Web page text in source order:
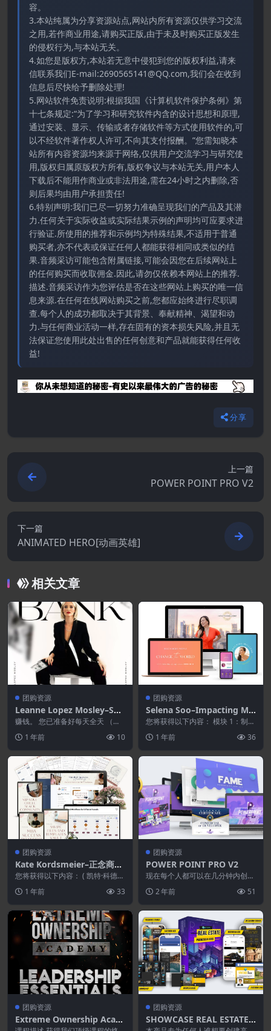
容。
3.本站纯属为分享资源站点,网站内所有资源仅供学习交流
之用,若作商业用途,请购买正版,由于未及时购买正版发生
的侵权行为,与本站无关。
4.如您是版权方,本站若无意中侵犯到您的版权利益,请来
信联系我们E-mail:2690565141@QQ.com,我们会在收到
信息后尽快给予删除处理!
5.网站软件免责说明:根据我国《计算机软件保护条例》第
十七条规定:“为了学习和研究软件内含的设计思想和原理,
通过安装、显示、传输或者存储软件等方式使用软件的,可
以不经软件著作权人许可,不向其支付报酬。”您需知晓本
站所有内容资源均来源于网络,仅供用户交流学习与研究使
用,版权归属原版权方所有,版权争议与本站无关,用户本人
下载后不能用作商业或非法用途,需在24小时之内删除,否
则后果均由用户承担责任!
6.特别声明:我们已尽一切努力准确呈现我们的产品及其潜
力.任何关于实际收益或实际结果示例的声明均可应要求进
行验证.所使用的推荐和示例均为特殊结果,不适用于普通
购买者,亦不代表或保证任何人都能获得相同或类似的结
果.音频采访可能包含附属链接,可能会因您在后续网站上
的任何购买而收取佣金.因此,请勿仅依赖本网站上的推荐.
描述.音频采访作为您评估是否在这些网站上购买的唯一信
息来源.在任何在线网站购买之前,您都应始终进行尽职调
查.每个人的成功都取决于其背景、奉献精神、渴望和动
力.与任何商业活动一样,存在固有的资本损失风险,并且无
法保证您使用此处出售的任何创意和产品就能获得任何收
益!
分享
上一篇
POWER POINT PRO V2
下一篇
ANIMATED HERO[动画英雄]
相关文章
团购资源
Leanne Lopez Mosley–She
Makes Bank 2.0
赚钱。 您已准备好每天全天 （仅
接理想的客户，他...
1 年前 10
团购资源
Selena Soo–Impacting Mill
ions 2025
您将获得以下内容： 模块 1：制定
中，您将创建自...
1 年前 36
团购资源
Kate Kordsmeier–正念商业
学院
您将获得以下内容： ( 凯特·科德斯
1 年前 33
团购资源
POWER POINT PRO V2
现在每个人都可以在几分钟内创建
视频和演示文稿，无需...
2 年前 51
团购资源
Extreme Ownership Acad
团购资源
SHOWCASE REAL ESTATE T